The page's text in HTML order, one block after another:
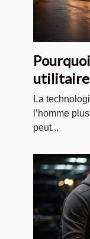
utilitaire
La
l’homme
peut...